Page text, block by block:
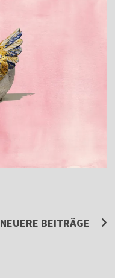
NEUERE BEITRÄGE